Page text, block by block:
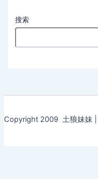
搜索
Copyright 2009 土狼妹妹